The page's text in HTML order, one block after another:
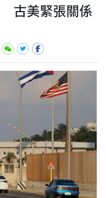
古美緊張關係